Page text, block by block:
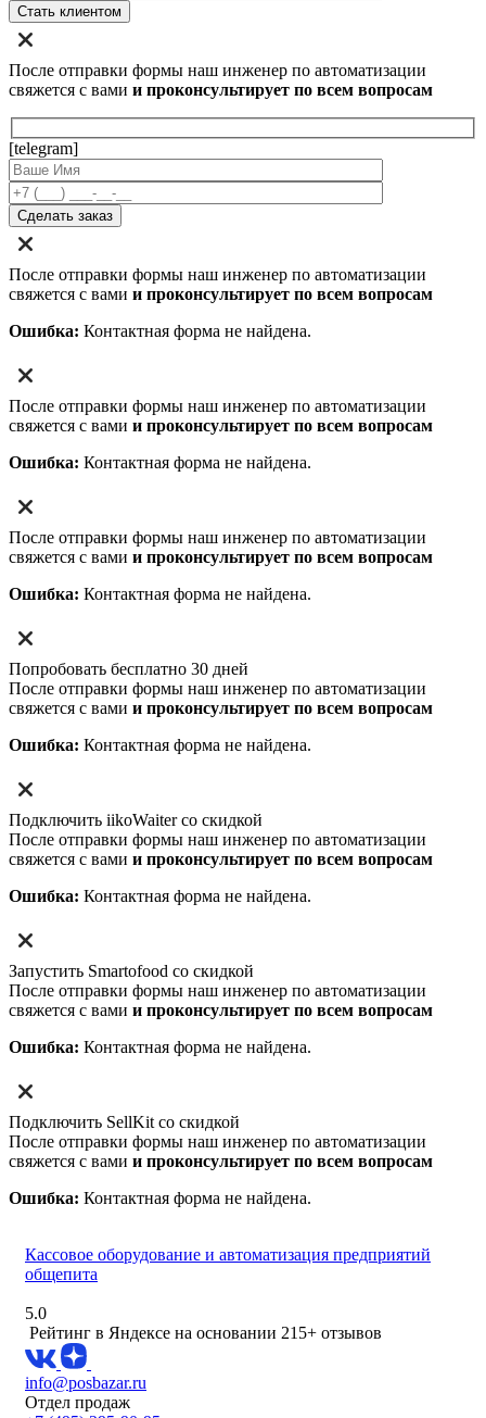
После отправки формы наш инженер по автоматизации
свяжется с вами и проконсультирует по всем вопросам
[telegram]
После отправки формы наш инженер по автоматизации
свяжется с вами и проконсультирует по всем вопросам
Ошибка: Контактная форма не найдена.
После отправки формы наш инженер по автоматизации
свяжется с вами и проконсультирует по всем вопросам
Ошибка: Контактная форма не найдена.
После отправки формы наш инженер по автоматизации
свяжется с вами и проконсультирует по всем вопросам
Ошибка: Контактная форма не найдена.
Попробовать бесплатно 30 дней
После отправки формы наш инженер по автоматизации
свяжется с вами и проконсультирует по всем вопросам
Ошибка: Контактная форма не найдена.
Подключить iikoWaiter со скидкой
После отправки формы наш инженер по автоматизации
свяжется с вами и проконсультирует по всем вопросам
Ошибка: Контактная форма не найдена.
Запустить Smartofood со скидкой
После отправки формы наш инженер по автоматизации
свяжется с вами и проконсультирует по всем вопросам
Ошибка: Контактная форма не найдена.
Подключить SellKit со скидкой
После отправки формы наш инженер по автоматизации
свяжется с вами и проконсультирует по всем вопросам
Ошибка: Контактная форма не найдена.
Кассовое оборудование и автоматизация предприятий
общепита
5.0
Рейтинг в Яндексе на основании 215+ отзывов
info@posbazar.ru
Отдел продаж